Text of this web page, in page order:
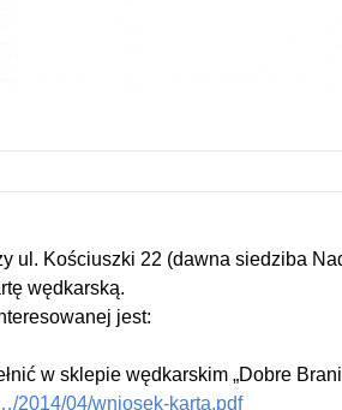
ul. Kościuszki 22 (dawna siedziba
wędkarską.
jest:
w sklepie wędkarskim „Dobre
2014/04/wniosek-karta.pdf